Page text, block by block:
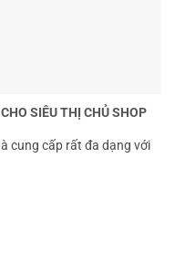
SIÊU THỊ CHỦ SHOP
cung cấp rất đa dạng với